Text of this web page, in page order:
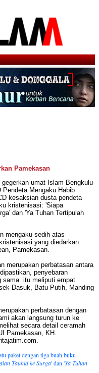
Pamekasan
gegerkan umat Islam Bengkulu
Pendeta Mengaku Habib
kesaksian dusta pendeta
kristenisasi: 'Siapa
dan 'Ya Tuhan Tertipulah
mengaku sedih atas
yang diedarkan
Pamekasan.
merupakan perbatasan antara
penyebaran
sama itu meliputi empat
Dasuk, Batu Putih, Manding
perbatasan dengan
akan langsung turun ke
secara detail ceramah
Pamekasan, KH.
paket dengan tiga buah buku
Tauhid ke Surga' dan 'Ya Tuhan